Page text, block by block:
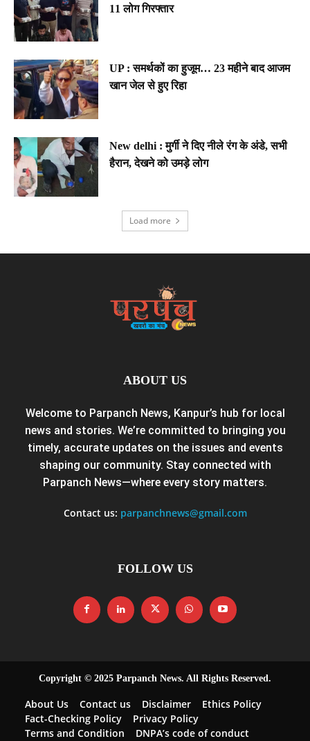
11 लोग गिरफ्तार
UP : समर्थकों का हुजूम… 23 महीने बाद आजम
खान जेल से हुए रिहा
New delhi : मुर्गी ने दिए नीले रंग के अंडे, सभी
हैरान, देखने को उमड़े लोग
Load more
ABOUT US
Welcome to Parpanch News, Kanpur’s hub for local
news and stories. We’re committed to bringing you
timely, accurate updates on the issues and events
shaping our community. Stay connected with
Parpanch News—where every story matters.
Contact us: parpanchnews@gmail.com
FOLLOW US
Copyright © 2025 Parpanch News. All Rights Reserved.
About Us Contact us Disclaimer
Ethics Policy
Fact-Checking Policy
Privacy Policy
Terms and Condition
DNPA’s code of conduct